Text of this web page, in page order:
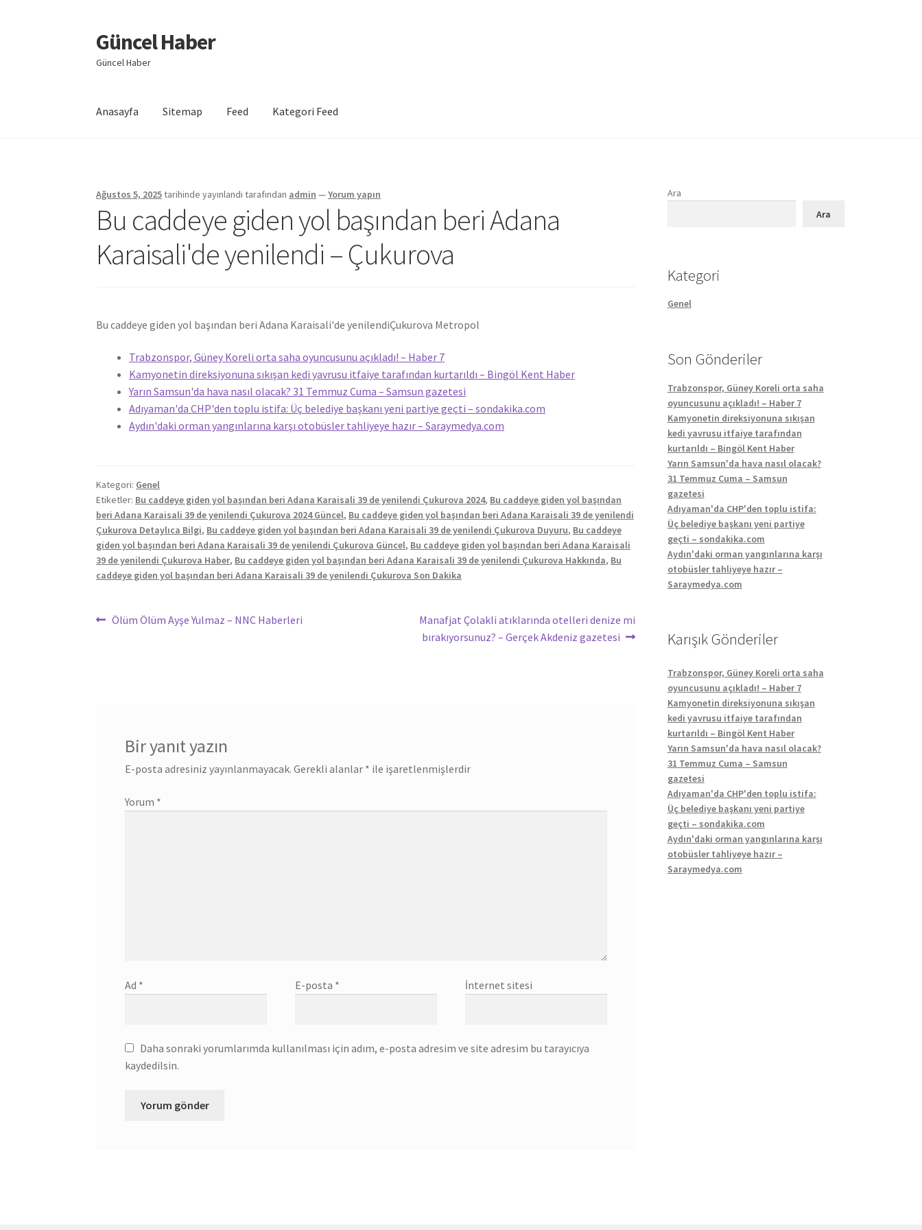
Dolaşıma
geç
İçeriğe
geç
Güncel Haber
Güncel Haber
Anasayfa Sitemap Feed Kategori Feed
Ağustos 5, 2025tarihinde yayınlandı tarafından admin —Yorum yapın
Bu caddeye giden yol başından beri Adana
Karaisali'de yenilendi – Çukurova
Bu caddeye giden yol başından beri Adana Karaisali'de yenilendiÇukurova Metropol
Trabzonspor, Güney Koreli orta saha oyuncusunu açıkladı! – Haber 7
Kamyonetin direksiyonuna sıkışan kedi yavrusu itfaiye tarafından kurtarıldı – Bingöl Kent Haber
Yarın Samsun'da hava nasıl olacak? 31 Temmuz Cuma – Samsun gazetesi
Adıyaman'da CHP'den toplu istifa: Üç belediye başkanı yeni partiye geçti – sondakika.com
Aydın'daki orman yangınlarına karşı otobüsler tahliyeye hazır – Saraymedya.com
Kategori: Genel
Etiketler: Bu caddeye giden yol başından beri Adana Karaisali 39 de yenilendi Çukurova 2024, Bu caddeye giden yol başından
beri Adana Karaisali 39 de yenilendi Çukurova 2024 Güncel, Bu caddeye giden yol başından beri Adana Karaisali 39 de yenilendi
Çukurova Detaylıca Bilgi, Bu caddeye giden yol başından beri Adana Karaisali 39 de yenilendi Çukurova Duyuru, Bu caddeye
giden yol başından beri Adana Karaisali 39 de yenilendi Çukurova Güncel, Bu caddeye giden yol başından beri Adana Karaisali
39 de yenilendi Çukurova Haber, Bu caddeye giden yol başından beri Adana Karaisali 39 de yenilendi Çukurova Hakkında, Bu
caddeye giden yol başından beri Adana Karaisali 39 de yenilendi Çukurova Son Dakika
Yazı
Önceki
Ölüm Ölüm Ayşe Yulmaz – NNC Haberleri
Sonraki
yazı:
Manafjat Çolakli atıklarında otelleri denize mi
bırakıyorsunuz? – Gerçek Akdeniz gazetesi
Bir yanıt yazın
E-posta adresiniz yayınlanmayacak. Gerekli alanlar * ile işaretlenmişlerdir
Yorum *
Ad * E-posta * İnternet sitesi
Daha sonraki yorumlarımda kullanılması için adım, e-posta adresim ve site adresim bu tarayıcıya
kaydedilsin.
Ara
Ara
Kategori
Genel
Son Gönderiler
Trabzonspor, Güney Koreli orta saha
oyuncusunu açıkladı! – Haber 7
Kamyonetin direksiyonuna sıkışan
kedi yavrusu itfaiye tarafından
kurtarıldı – Bingöl Kent Haber
Yarın Samsun'da hava nasıl olacak?
31 Temmuz Cuma – Samsun
gazetesi
Adıyaman'da CHP'den toplu istifa:
Üç belediye başkanı yeni partiye
geçti – sondakika.com
Aydın'daki orman yangınlarına karşı
otobüsler tahliyeye hazır –
Saraymedya.com
Karışık Gönderiler
Trabzonspor, Güney Koreli orta saha
oyuncusunu açıkladı! – Haber 7
Kamyonetin direksiyonuna sıkışan
kedi yavrusu itfaiye tarafından
kurtarıldı – Bingöl Kent Haber
Yarın Samsun'da hava nasıl olacak?
31 Temmuz Cuma – Samsun
gazetesi
Adıyaman'da CHP'den toplu istifa:
Üç belediye başkanı yeni partiye
geçti – sondakika.com
Aydın'daki orman yangınlarına karşı
otobüsler tahliyeye hazır –
Saraymedya.com